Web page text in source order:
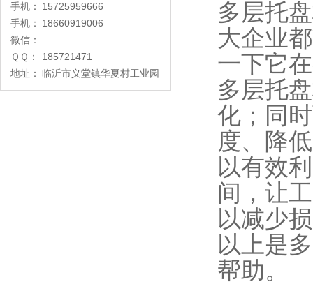
手机：
15725959666
手机：
18660919006
微信：
ＱＱ：
185721471
地址： 临沂市义堂镇华夏村工业园
多层托
大企业都
一下它在各
多层托盘
化；同
度、降
以有效
间，让工
以减少
以上是
帮助。